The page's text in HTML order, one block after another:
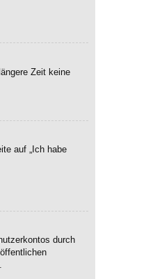
Zeit keine
auf „Ich habe
durch